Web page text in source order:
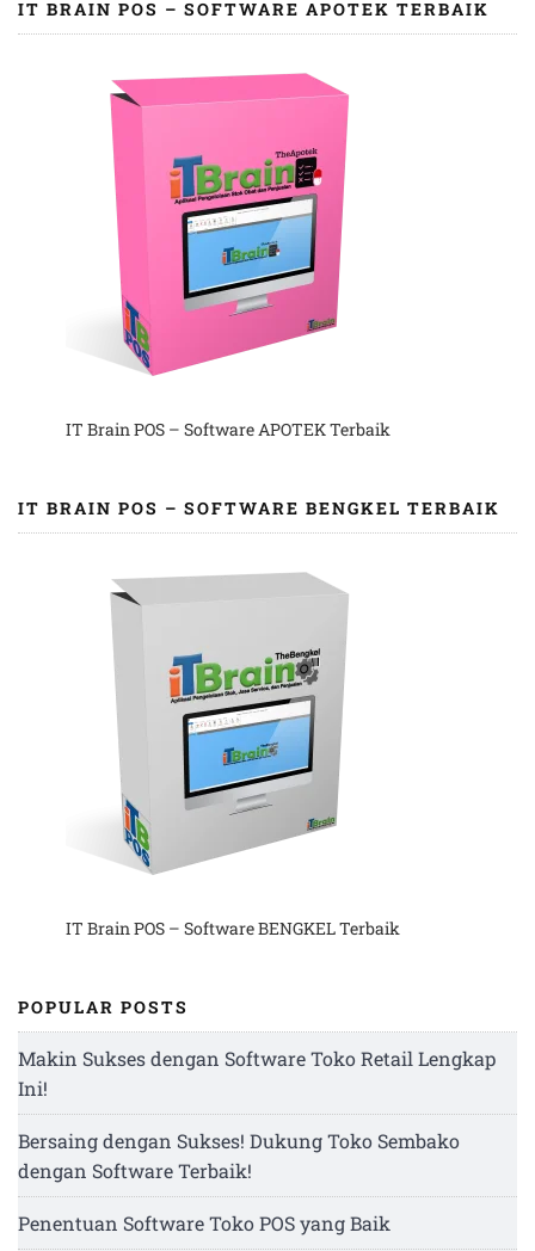
IT BRAIN POS – SOFTWARE APOTEK TERBAIK
IT Brain POS – Software APOTEK Terbaik
IT BRAIN POS – SOFTWARE BENGKEL TERBAIK
IT Brain POS – Software BENGKEL Terbaik
POPULAR POSTS
Makin Sukses dengan Software Toko Retail Lengkap
Ini!
Bersaing dengan Sukses! Dukung Toko Sembako
dengan Software Terbaik!
Penentuan Software Toko POS yang Baik